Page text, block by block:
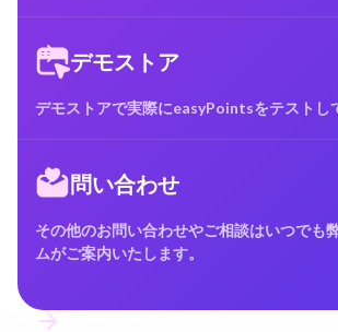
デモストア
デモストアで実際にeasyPointsをテストし
問い合わせ
その他のお問い合わせやご相談はいつでも
ムがご案内いたします。